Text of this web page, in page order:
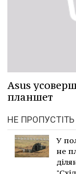
Asus
планшет
НЕ ПРОПУСТІТЬ
У
не